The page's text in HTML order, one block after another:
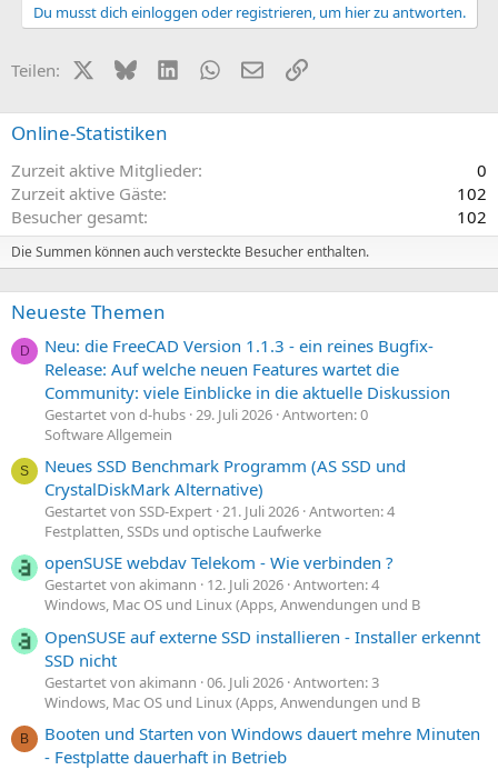
Du musst dich einloggen oder registrieren, um hier zu antworten.
Teilen: X (Twitter)
BlueskyLinkedInWhatsApp
E-MailLink
Online-Statistiken
Zurzeit aktive Mitglieder
0
Zurzeit aktive Gäste
102
Besucher gesamt
102
Die Summen können auch versteckte Besucher enthalten.
Neueste Themen
D
Neu: die FreeCAD Version 1.1.3 - ein reines Bugfix-
Release: Auf welche neuen Features wartet die
Community: viele Einblicke in die aktuelle Diskussion
Gestartet von d-hubs 29. Juli 2026 Antworten: 0
Software Allgemein
S
Neues SSD Benchmark Programm (AS SSD und
CrystalDiskMark Alternative)
Gestartet von SSD-Expert 21. Juli 2026 Antworten: 4
Festplatten, SSDs und optische Laufwerke
openSUSE webdav Telekom - Wie verbinden ?
Gestartet von akimann 12. Juli 2026 Antworten: 4
Windows, Mac OS und Linux (Apps, Anwendungen und B
OpenSUSE auf externe SSD installieren - Installer erkennt
SSD nicht
Gestartet von akimann 06. Juli 2026 Antworten: 3
Windows, Mac OS und Linux (Apps, Anwendungen und B
B
Booten und Starten von Windows dauert mehre Minuten
- Festplatte dauerhaft in Betrieb